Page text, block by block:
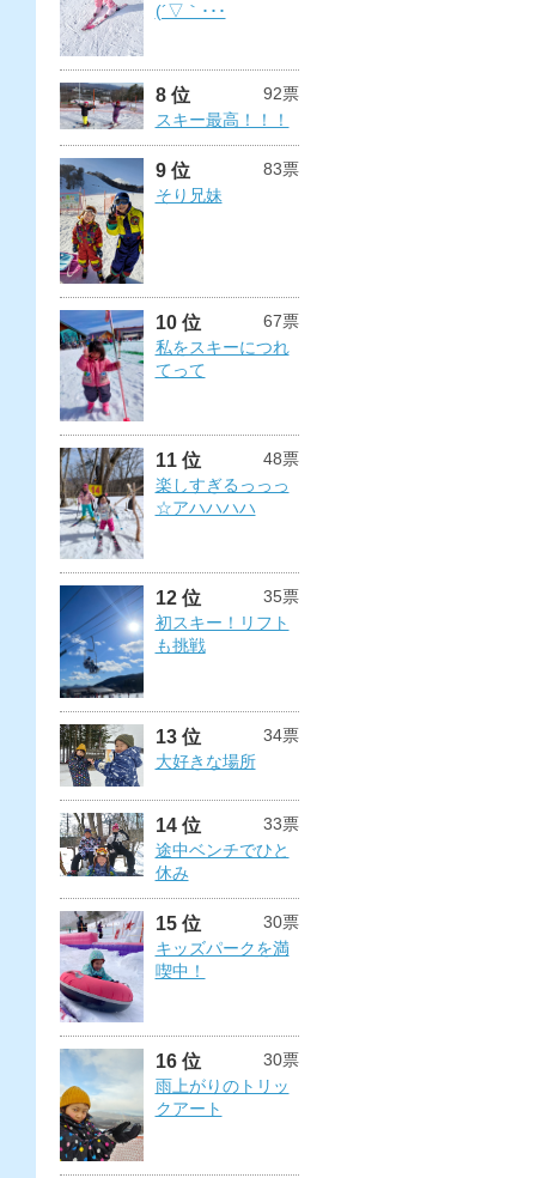
(´▽｀･･･
8 位
92票
スキー最高！！！
9 位
83票
そり兄妹
10 位
67票
私をスキーにつれ
てって
11 位
48票
楽しすぎるっっっ
☆アハハハハ
12 位
35票
初スキー！リフト
も挑戦
13 位
34票
大好きな場所
14 位
33票
途中ベンチでひと
休み
15 位
30票
キッズパークを満
喫中！
16 位
30票
雨上がりのトリッ
クアート